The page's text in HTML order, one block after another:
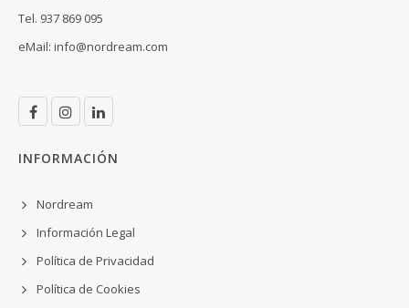
Tel. 937 869 095
eMail: info@nordream.com
INFORMACIÓN
Nordream
Información Legal
Política de Privacidad
Política de Cookies